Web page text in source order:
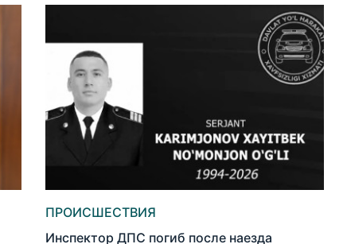
ПРОИСШЕСТВИЯ
Инспектор ДПС погиб после наезда